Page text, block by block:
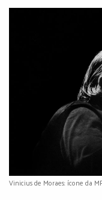
Vinicius de Moraes: ícone da